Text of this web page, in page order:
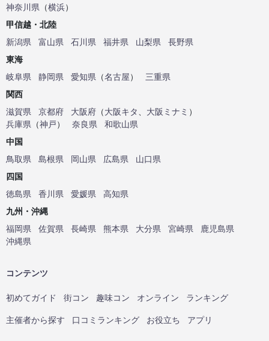
神奈川県 （横浜）
甲信越・北陸
新潟県
富山県 石川県 福井県 山梨県
長野県
東海
岐阜県
静岡県 愛知県 （名古屋）
三重県
関西
滋賀県
京都府 大阪府 （大阪キタ 大阪ミナミ ）
兵庫県 （神戸） 奈良県
和歌山県
中国
鳥取県
島根県 岡山県 広島県
山口県
四国
徳島県
香川県 愛媛県
高知県
九州・沖縄
福岡県
佐賀県 長崎県 熊本県 大分県 宮崎県
鹿児島県
沖縄県
コンテンツ
初めてガイド 街コン 趣味コン オンライン ランキング
主催者から探す 口コミランキング お役立ち アプリ